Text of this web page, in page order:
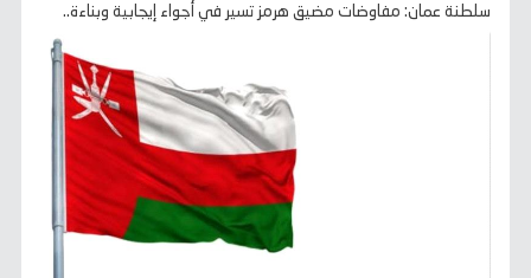
سلطنة عمان: مفاوضات مضيق هرمز تسير في أجواء إيجابية وبناءة..